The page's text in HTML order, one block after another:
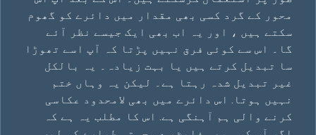
محور کے گرد کسی بھی مقدار میں دائرے کو گھوم
سکتے ہیں ، اور یہ اب بھی ایک جیسے نظر آئے
گا۔ اس سے کوئی فرق نہیں پڑتا کہ آپ اسے تھوڑا
سا تبدیل کرتے ہیں یا بہت زیادہ۔ یہ بالکل
غیر تبدیل شدہ رہتا ہے۔ لیکن یہ وہاں ختم
نہیں ہوتا. اس دائرے میں بھی لامحدود عکاسی
کرنے والی ہم آہنگی ہے. اس کا مطلب یہ ہے کہ